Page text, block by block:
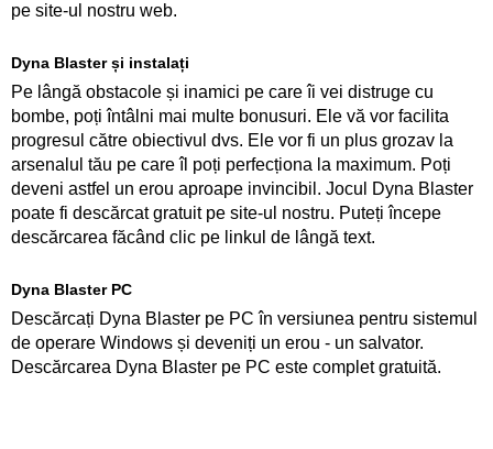
pe site-ul nostru web.
Dyna Blaster și instalați
Pe lângă obstacole și inamici pe care îi vei distruge cu
bombe, poți întâlni mai multe bonusuri. Ele vă vor facilita
progresul către obiectivul dvs. Ele vor fi un plus grozav la
arsenalul tău pe care îl poți perfecționa la maximum. Poți
deveni astfel un erou aproape invincibil. Jocul Dyna Blaster
poate fi descărcat gratuit pe site-ul nostru. Puteți începe
descărcarea făcând clic pe linkul de lângă text.
Dyna Blaster PC
Descărcați Dyna Blaster pe PC în versiunea pentru sistemul
de operare Windows și deveniți un erou - un salvator.
Descărcarea Dyna Blaster pe PC este complet gratuită.